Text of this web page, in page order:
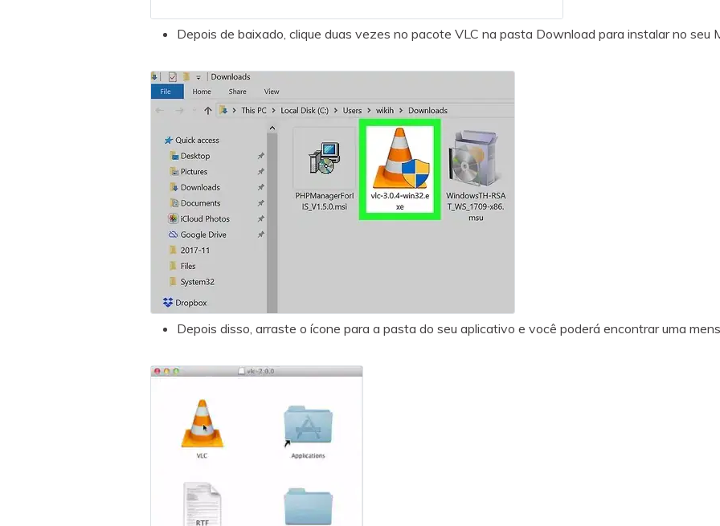
Depois de baixado, clique duas vezes no pacote VLC na pasta Download para instalar no seu
Depois disso, arraste o ícone para a pasta do seu aplicativo e você poderá encontrar uma